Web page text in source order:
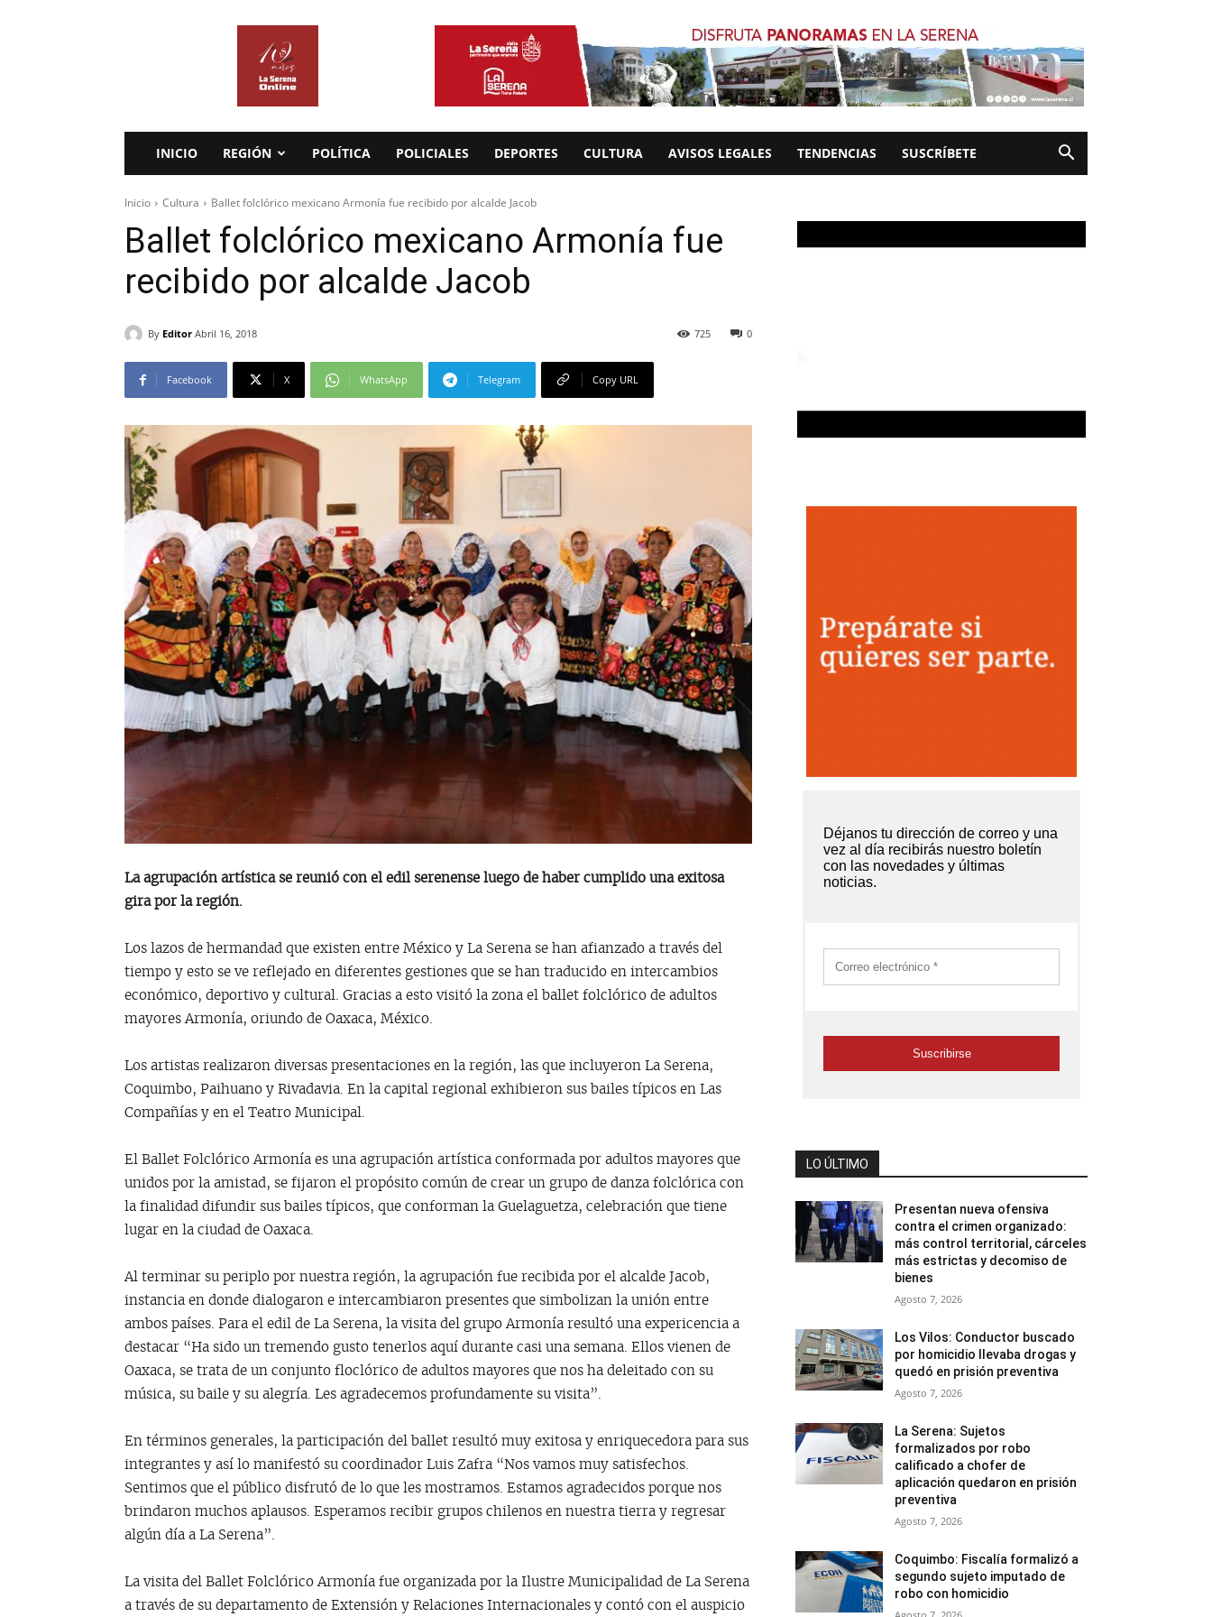
INICIO REGIÓN POLÍTICA POLICIALES DEPORTES CULTURA AVISOS LEGALES TENDENCIAS SUSCRÍBETE
Inicio Cultura Ballet folclórico mexicano Armonía fue recibido por alcalde Jacob
Ballet folclórico mexicano Armonía fue
recibido por alcalde Jacob
By Editor Abril 16, 2018 0
725
Facebook X WhatsApp Telegram Copy URL
La agrupación artística se reunió con el edil serenense luego de haber cumplido una exitosa
gira por la región.
Los lazos de hermandad que existen entre México y La Serena se han afianzado a través del
tiempo y esto se ve reflejado en diferentes gestiones que se han traducido en intercambios
económico, deportivo y cultural. Gracias a esto visitó la zona el ballet folclórico de adultos
mayores Armonía, oriundo de Oaxaca, México.
Los artistas realizaron diversas presentaciones en la región, las que incluyeron La Serena,
Coquimbo, Paihuano y Rivadavia. En la capital regional exhibieron sus bailes típicos en Las
Compañías y en el Teatro Municipal.
El Ballet Folclórico Armonía es una agrupación artística conformada por adultos mayores que
unidos por la amistad, se fijaron el propósito común de crear un grupo de danza folclórica con
la finalidad difundir sus bailes típicos, que conforman la Guelaguetza, celebración que tiene
lugar en la ciudad de Oaxaca.
Al terminar su periplo por nuestra región, la agrupación fue recibida por el alcalde Jacob,
instancia en donde dialogaron e intercambiaron presentes que simbolizan la unión entre
ambos países. Para el edil de La Serena, la visita del grupo Armonía resultó una expericencia a
destacar “Ha sido un tremendo gusto tenerlos aquí durante casi una semana. Ellos vienen de
Oaxaca, se trata de un conjunto floclórico de adultos mayores que nos ha deleitado con su
música, su baile y su alegría. Les agradecemos profundamente su visita”.
En términos generales, la participación del ballet resultó muy exitosa y enriquecedora para sus
integrantes y así lo manifestó su coordinador Luis Zafra “Nos vamos muy satisfechos.
Sentimos que el público disfrutó de lo que les mostramos. Estamos agradecidos porque nos
brindaron muchos aplausos. Esperamos recibir grupos chilenos en nuestra tierra y regresar
algún día a La Serena”.
La visita del Ballet Folclórico Armonía fue organizada por la Ilustre Municipalidad de La Serena
a través de su departamento de Extensión y Relaciones Internacionales y contó con el auspicio
LO ÚLTIMO
Presentan nueva ofensiva
contra el crimen organizado:
más control territorial, cárceles
más estrictas y decomiso de
bienes
Agosto 7, 2026
Los Vilos: Conductor buscado
por homicidio llevaba drogas y
quedó en prisión preventiva
Agosto 7, 2026
La Serena: Sujetos
formalizados por robo
calificado a chofer de
aplicación quedaron en prisión
preventiva
Agosto 7, 2026
Coquimbo: Fiscalía formalizó a
segundo sujeto imputado de
robo con homicidio